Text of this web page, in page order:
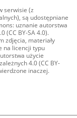
serwisie (z
są udostępniane
uznanie autorstwa
(CC BY-SA 4.0).
zdjęcia, materiały
na licencji typu
użycie
4.0 (CC BY-
inaczej.